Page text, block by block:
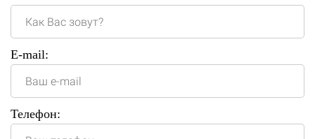
E-mail:
Телефон: